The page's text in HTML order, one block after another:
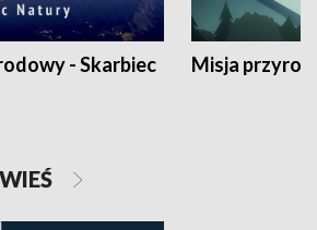
- Skarbiec
Misja